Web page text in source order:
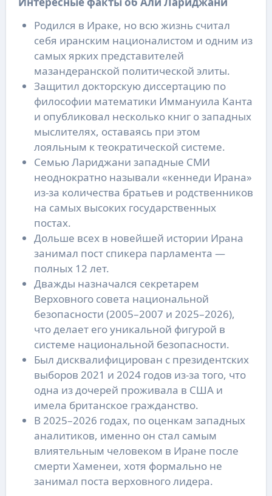
Родился в Ираке, но всю жизнь считал
себя иранским националистом и одним из
самых ярких представителей
мазандеранской политической элиты.
Защитил докторскую диссертацию по
философии математики Иммануила Канта
и опубликовал несколько книг о западных
мыслителях, оставаясь при этом
лояльным к теократической системе.
Семью Лариджани западные СМИ
неоднократно называли «кеннеди Ирана»
из-за количества братьев и родственников
на самых высоких государственных
постах.
Дольше всех в новейшей истории Ирана
занимал пост спикера парламента —
полных 12 лет.
Дважды назначался секретарем
Верховного совета национальной
безопасности (2005–2007 и 2025–2026),
что делает его уникальной фигурой в
системе национальной безопасности.
Был дисквалифицирован с президентских
выборов 2021 и 2024 годов из-за того, что
одна из дочерей проживала в США и
имела британское гражданство.
В 2025–2026 годах, по оценкам западных
аналитиков, именно он стал самым
влиятельным человеком в Иране после
смерти Хаменеи, хотя формально не
занимал поста верховного лидера.